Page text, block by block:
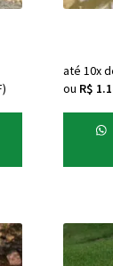
até 10x
ou R$